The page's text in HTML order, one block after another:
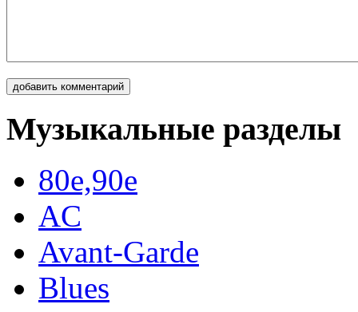
Музыкальные разделы
80e,90e
AC
Avant-Garde
Blues